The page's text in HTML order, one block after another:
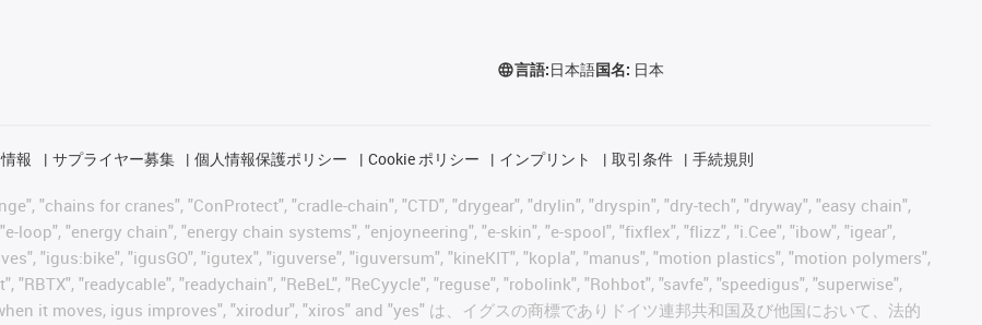
言語:日本語国名: 日本
報 サプライヤー募集 個人情報保護ポリシー Cookie ポリシー インプリント 取引条件 手続規則
"chains for cranes", "ConProtect", "cradle-chain", "CTD", "drygear", "drylin", "dryspin", "dry-tech", "dryway", "easy chain",
loop", "energy chain", "energy chain systems", "enjoyneering", "e-skin", "e-spool", "fixflex", "flizz", "i.Cee", "ibow", "igear",
"igus:bike", "igusGO", "igutex", "iguverse", "iguversum", "kineKIT", "kopla", "manus", "motion plastics", "motion polymers",
"readycable", "readychain", "ReBeL", "ReCyycle", "reguse", "robolink", "Rohbot", "savfe", "speedigus", "superwise",
it moves, igus improves", "xirodur", "xiros" and "yes" は、イグスの商標でありドイツ連邦共和国及び他国において、法的